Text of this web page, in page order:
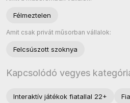
Félmeztelen
Amit csak privát műsorban vállalok:
Felcsúszott szoknya
Kapcsolódó vegyes
Interaktív játékok fiatallal 22+